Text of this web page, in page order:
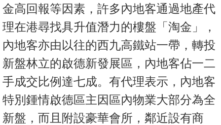
地
產
博
客
地
產
新
聞
金高回報等因素，許多內地客通過地產代
理在港尋找具升值潛力的樓盤「淘金」，
內地客亦由以往的西九高鐵站一帶，轉投
新盤林立的啟德新發展區，內地客佔一二
手成交比例達七成。有代理表示，內地客
特別鍾情啟德區主因區內物業大部分為全
新盤，而且附設豪華會所，鄰近設有商